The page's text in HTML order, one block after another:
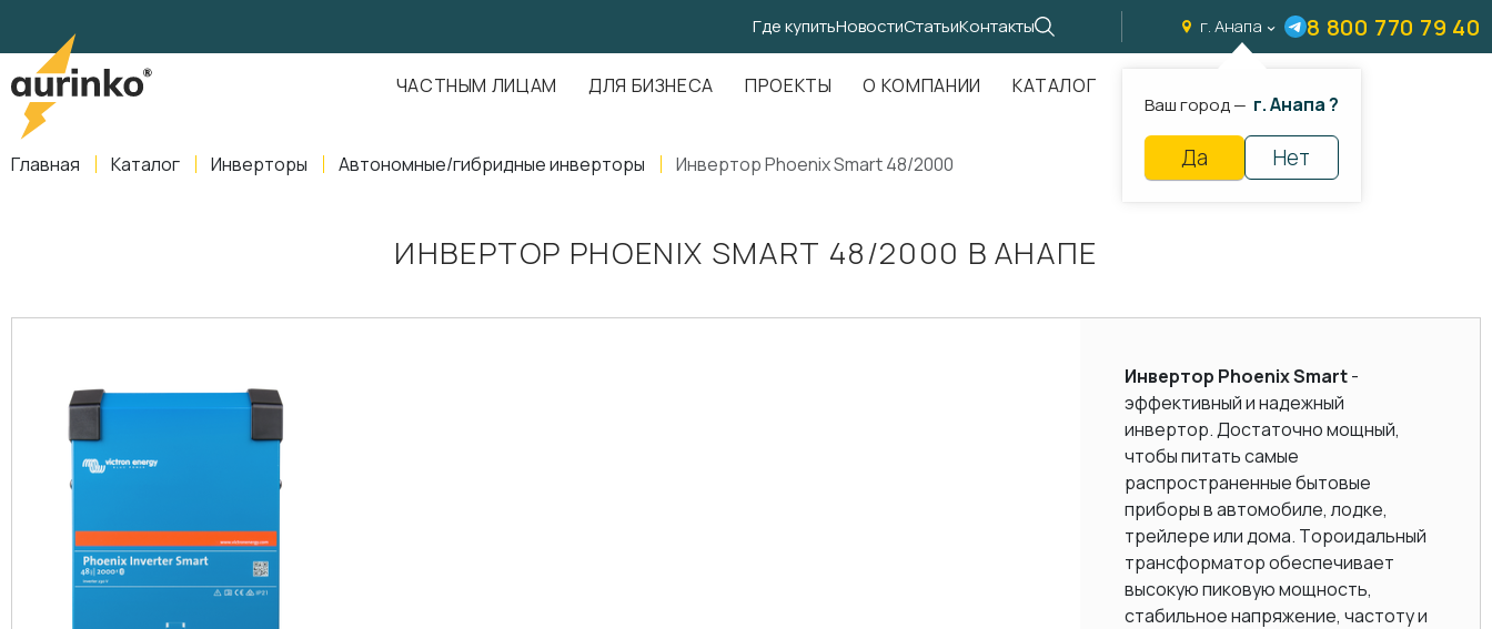
Где купитьНовостиСтатьиКонтакты г. Анапа
Ваш город — г. Анапа ?
Да Нет
8 800 770 79 40
ЧАСТНЫМ ЛИЦАМ ДЛЯ БИЗНЕСА ПРОЕКТЫ О КОМПАНИИ КАТАЛОГ
Главная Каталог Инверторы Автономные/гибридные инверторы Инвертор Phoenix Smart 48/2000
ИНВЕРТОР PHOENIX SMART 48/2000 В АНАПЕ
Инвертор Phoenix Smart-
эффективный и надежный
инвертор. Достаточно мощный,
чтобы питать самые
распространенные бытовые
приборы в автомобиле, лодке,
трейлере или дома. Тороидальный
трансформатор обеспечивает
высокую пиковую мощность,
стабильное напряжение, частоту и
,Свердловская область
info@aurinkos.com
8-800-770-79-40